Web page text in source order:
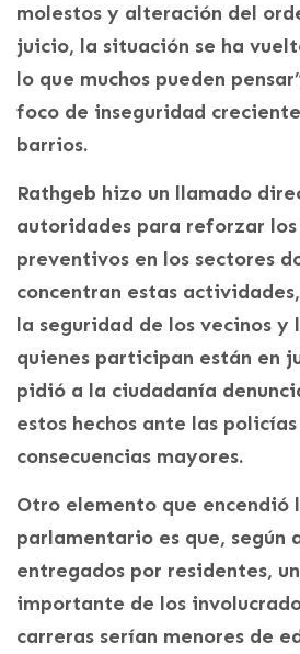
molestos y alteración del
juicio, la situación se ha
lo que muchos pueden
foco de inseguridad
barrios.
Rathgeb hizo un llamado
autoridades para reforzar
preventivos en los sectores
concentran estas
la seguridad de los vecinos
quienes participan están en
pidió a la ciudadanía
estos hechos ante las
consecuencias mayores.
Otro elemento que encendió
parlamentario es que, según
entregados por residentes,
importante de los
carreras serían menores de